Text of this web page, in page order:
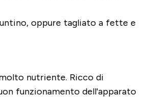
oppure tagliato a fette e
nutriente. Ricco di
funzionamento dell'apparato